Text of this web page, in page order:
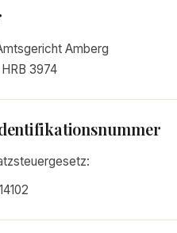
Amberg
HRB 3974